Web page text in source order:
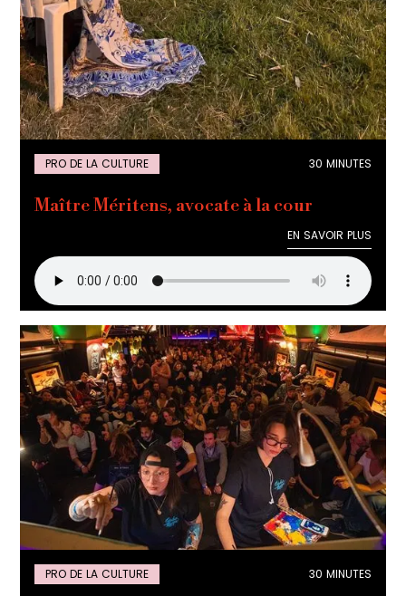
PRO DE LA CULTURE 30 MINUTES
Maître Méritens, avocate à la cour
EN SAVOIR PLUS
EN SAVOIR PLUS
PRO DE LA CULTURE 30 MINUTES